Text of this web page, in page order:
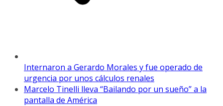
Internaron a Gerardo Morales y fue operado de
urgencia por unos cálculos renales
Marcelo Tinelli lleva “Bailando por un sueño” a la
pantalla de América